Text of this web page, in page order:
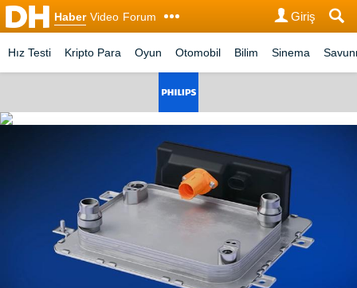
Haber Video Forum Giriş
Hız Testi Kripto Para Oyun Otomobil Bilim Sinema